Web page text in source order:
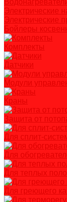
Водонагреватели
Электрические
Электрические
Бойлеры
Комплекты
Датчики
Модули
Краны
Защита от
Для сплит-
Для
Для теплых
Для греющего